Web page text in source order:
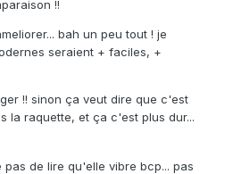
!!
bah un peu tout ! je
seraient + faciles, +
!! sinon ça veut dire que c'est
la raquette, et ça c'est plus dur...
de lire qu'elle vibre bcp... pas